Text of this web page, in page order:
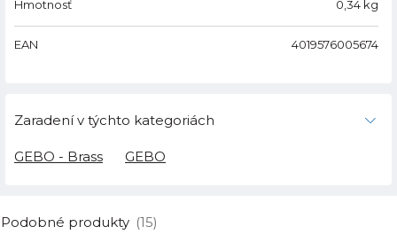
Hmotnosť 0,34 kg
EAN 4019576005674
Zaradení v týchto kategoriách
GEBO - Brass GEBO
Podobné produkty (15)